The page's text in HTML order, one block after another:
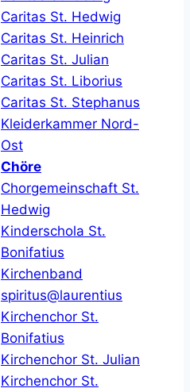
Caritas St. Hedwig
Caritas St. Heinrich
Caritas St. Julian
Caritas St. Liborius
Caritas St. Stephanus
Kleiderkammer Nord-
Ost
Chöre
Chorgemeinschaft St.
Hedwig
Kinderschola St.
Bonifatius
Kirchenband
spiritus@laurentius
Kirchenchor St.
Bonifatius
Kirchenchor St. Julian
Kirchenchor St.